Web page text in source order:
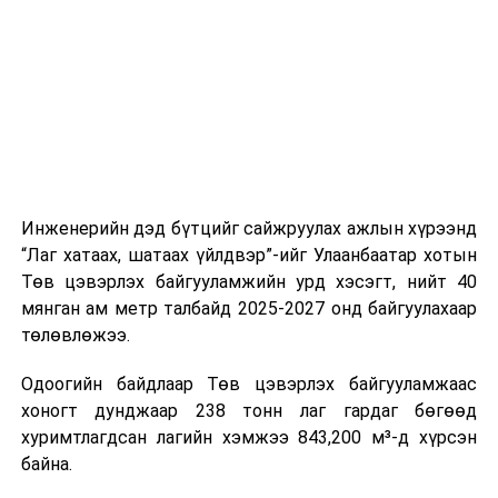
өдөр тутмын ажлын бэлэн байдлыг хангах зэрэг
практик ур чадварыг сургалтын хөтөлбөрт тусгажээ.
Сургалтыг танилцуулах лекц, асуулт-хариулт,
жишээнд суурилсан сургалт, багаар ажиллах дасгал,
танилцах, онцгой нөхцөлд ажиллах дадлага зэрэг
онол, практик хосолсон хэлбэрээр зохион байгуулж
байна.
Инженерийн дэд бүтцийг сайжруулах ажлын хүрээнд
“Лаг хатаах, шатаах үйлдвэр”-ийг Улаанбаатар хотын
Төв цэвэрлэх байгууламжийн урд хэсэгт, нийт 40
мянган ам метр талбайд 2025-2027 онд байгуулахаар
төлөвлөжээ.
Одоогийн байдлаар Төв цэвэрлэх байгууламжаас
хоногт дунджаар 238 тонн лаг гардаг бөгөөд
хуримтлагдсан лагийн хэмжээ 843,200 м³-д хүрсэн
байна.